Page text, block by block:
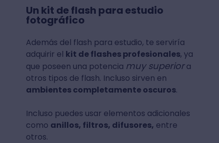
Un kit de flash para estudio
fotográfico
Además del flash para estudio, te serviría
adquirir el kit de flashes profesionales, ya
que poseen una potencia muy superiora
otros tipos de flash. Incluso sirven en
ambientes completamente oscuros.
Incluso puedes usar elementos adicionales
como anillos, filtros, difusores, entre
otros.